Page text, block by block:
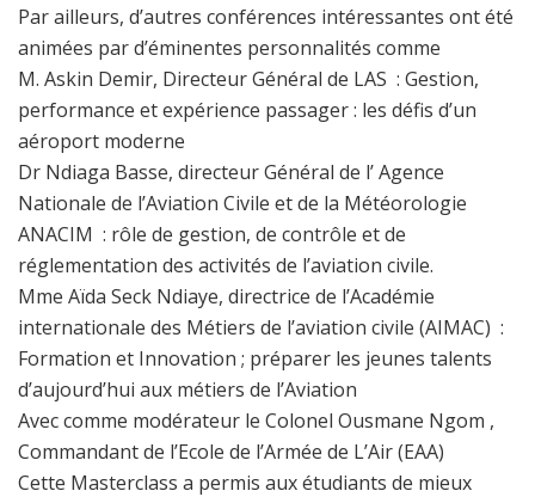
Par ailleurs, d’autres conférences intéressantes ont été
animées par d’éminentes personnalités comme
M. Askin Demir, Directeur Général de LAS : Gestion,
performance et expérience passager : les défis d’un
aéroport moderne
Dr Ndiaga Basse, directeur Général de l’ Agence
Nationale de l’Aviation Civile et de la Météorologie
ANACIM : rôle de gestion, de contrôle et de
réglementation des activités de l’aviation civile.
Mme Aïda Seck Ndiaye, directrice de l’Académie
internationale des Métiers de l’aviation civile (AIMAC) :
Formation et Innovation ; préparer les jeunes talents
d’aujourd’hui aux métiers de l’Aviation
Avec comme modérateur le Colonel Ousmane Ngom ,
Commandant de l’Ecole de l’Armée de L’Air (EAA)
Cette Masterclass a permis aux étudiants de mieux